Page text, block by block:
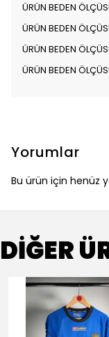
ÜRÜN BEDEN
ÜRÜN BEDEN
ÜRÜN BEDEN
ÜRÜN BEDEN
Yorumlar
Bu ürün için henüz
DİĞER